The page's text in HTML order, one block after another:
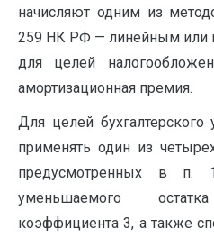
на­числяют одним из
259 НК РФ — линейным или
для целей
амортизационная премия.
Для целей бухгалтерского
приме­нять один из
предусмотренных в
уменьшаемого
коэффициента 3, а также